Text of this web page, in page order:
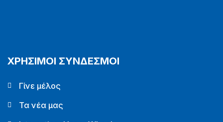
ΧΡΗΣΙΜΟΙ ΣΥΝΔΕΣΜΟΙ
Γίνε μέλος
Τα νέα μας